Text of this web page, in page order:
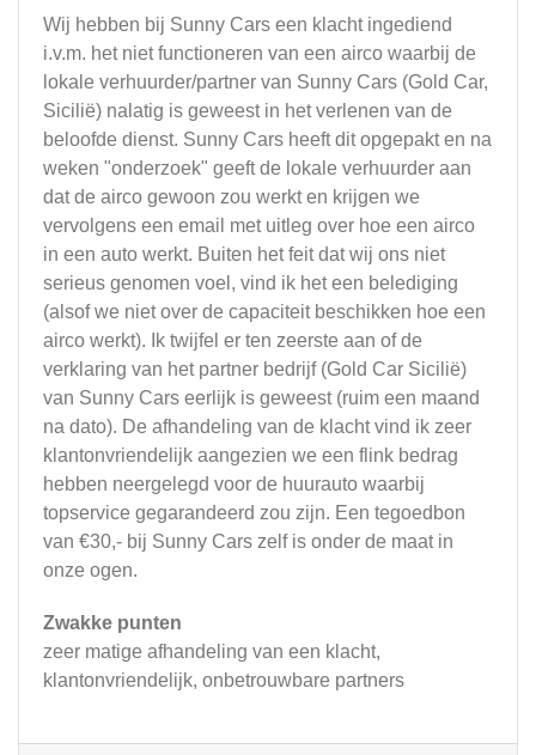
Wij hebben bij Sunny Cars een klacht ingediend
i.v.m. het niet functioneren van een airco waarbij de
lokale verhuurder/partner van Sunny Cars (Gold Car,
Sicilië) nalatig is geweest in het verlenen van de
beloofde dienst. Sunny Cars heeft dit opgepakt en na
weken "onderzoek" geeft de lokale verhuurder aan
dat de airco gewoon zou werkt en krijgen we
vervolgens een email met uitleg over hoe een airco
in een auto werkt. Buiten het feit dat wij ons niet
serieus genomen voel, vind ik het een belediging
(alsof we niet over de capaciteit beschikken hoe een
airco werkt). Ik twijfel er ten zeerste aan of de
verklaring van het partner bedrijf (Gold Car Sicilië)
van Sunny Cars eerlijk is geweest (ruim een maand
na dato). De afhandeling van de klacht vind ik zeer
klantonvriendelijk aangezien we een flink bedrag
hebben neergelegd voor de huurauto waarbij
topservice gegarandeerd zou zijn. Een tegoedbon
van €30,- bij Sunny Cars zelf is onder de maat in
onze ogen.
Zwakke punten
zeer matige afhandeling van een klacht,
klantonvriendelijk, onbetrouwbare partners